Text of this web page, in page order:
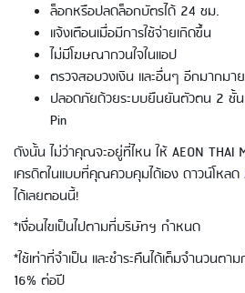
ล็อกหรือปลดล็อกบัตรได้ 24 ชม.
แจ้งเตือนเมื่อมีการใช้จ่ายเกิดขึ้น
ไม่มีโฆษณากวนใจในแอป
ตรวจสอบวงเงิน และอื่นๆ อีกมากมาย
ปลอดภัยด้วยระบบยืนยันตัวตน 2 ชั้น
Pin
ดังนั้น ไม่ว่าคุณจะอยู่ที่ไหน ให้ AEON THAI
เครดิตในแบบที่คุณควบคุมได้เอง ดาวน์โหลด
ได้เลยตอนนี้!
*เงื่อนไขเป็นไปตามที่บริษัทฯ กำหนด
*ใช้เท่าที่จำเป็น และชำระคืนได้เต็มจำนวนตา
16% ต่อปี
ออนไลน์